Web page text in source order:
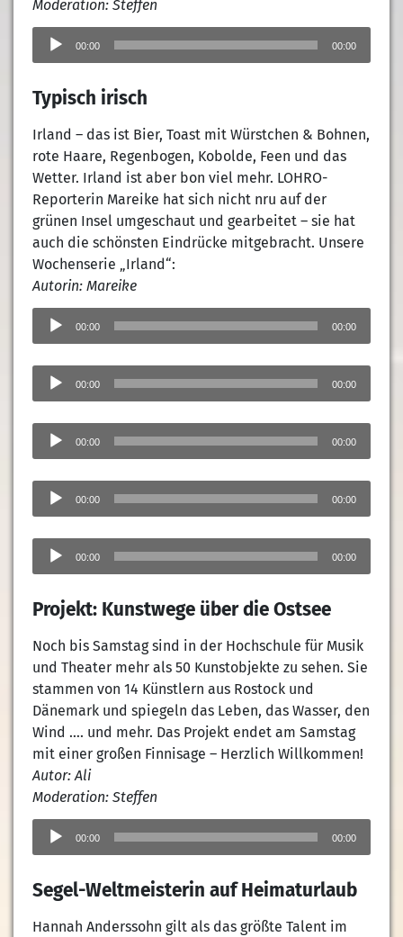
Moderation: Steffen
Audio-
Player
00:00 00:00
Typisch irisch
Irland – das ist Bier, Toast mit Würstchen & Bohnen,
rote Haare, Regenbogen, Kobolde, Feen und das
Wetter. Irland ist aber bon viel mehr. LOHRO-
Reporterin Mareike hat sich nicht nru auf der
grünen Insel umgeschaut und gearbeitet – sie hat
auch die schönsten Eindrücke mitgebracht. Unsere
Wochenserie „Irland“:
Autorin: Mareike
Audio-
Player
00:00 00:00
Audio-
Player
00:00 00:00
Audio-
Player
00:00 00:00
Audio-
Player
00:00 00:00
Audio-
Player
00:00 00:00
Projekt: Kunstwege über die Ostsee
Noch bis Samstag sind in der Hochschule für Musik
und Theater mehr als 50 Kunstobjekte zu sehen. Sie
stammen von 14 Künstlern aus Rostock und
Dänemark und spiegeln das Leben, das Wasser, den
Wind …. und mehr. Das Projekt endet am Samstag
mit einer großen Finnisage – Herzlich Willkommen!
Autor: Ali
Moderation: Steffen
Audio-
Player
00:00 00:00
Segel-Weltmeisterin auf Heimaturlaub
Hannah Anderssohn gilt als das größte Talent im